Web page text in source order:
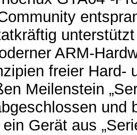
ARM-
freier Hard-
Meilenstein
und
Gerät aus